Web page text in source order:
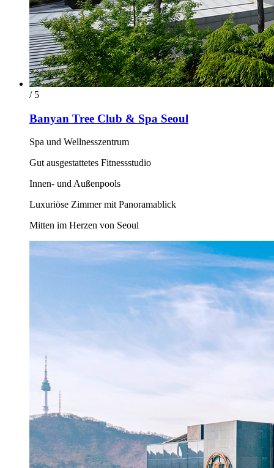
/ 5
Banyan Tree Club & Spa Seoul
Spa und Wellnesszentrum
Gut ausgestattetes Fitnessstudio
Innen- und Außenpools
Luxuriöse Zimmer mit Panoramablick
Mitten im Herzen von Seoul